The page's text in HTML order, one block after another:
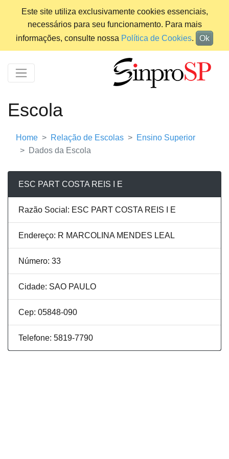
Este site utiliza exclusivamente cookies essenciais,
necessários para seu funcionamento. Para mais
informações, consulte nossa Política de Cookies. Ok
Escola
Home Relação de Escolas
Ensino Superior
Dados da Escola
ESC PART COSTA REIS I E
Razão Social: ESC PART COSTA REIS I E
Endereço: R MARCOLINA MENDES LEAL
Número: 33
Cidade: SAO PAULO
Cep: 05848-090
Telefone: 5819-7790